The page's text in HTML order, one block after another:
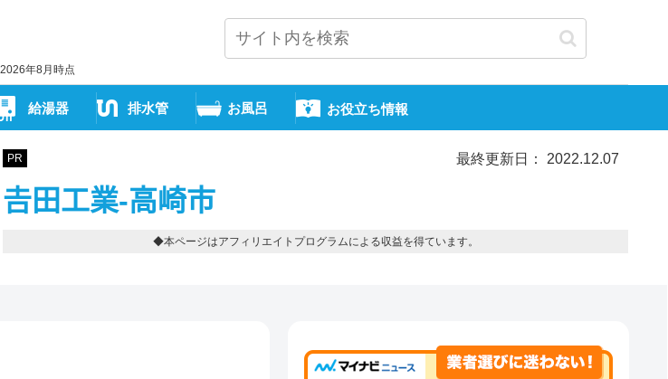
年8月時点
給湯器 排水管 お風呂 お役立ち情報
PR 最終更新日： 2022.12.07
𠮷田工業-高崎市
◆本ページはアフィリエイトプログラムによる収益を得ています。